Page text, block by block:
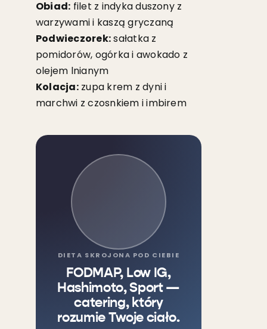
Obiad: filet z indyka duszony z
warzywami i kaszą gryczaną
Podwieczorek:sałatka z
pomidorów, ogórka i awokado z
olejem lnianym
Kolacja:zupa krem z dyni i
marchwi z czosnkiem i imbirem
DIETA SKROJONA POD CIEBIE
FODMAP, Low IG,
Hashimoto, Sport —
catering, który
rozumie Twoje ciało.